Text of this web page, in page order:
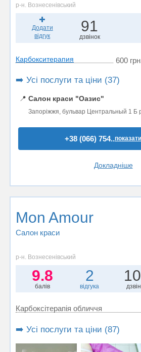
р-н. Вознесенівський
Додати
відгук
91
дзвінок
Карбокситерапия 600
➡️ Усі послуги та ціни (37)
📍 Салон краси "Оазис"
Запоріжжя, бульвар Центральный 1 Б
+38 (066) 754..
Докладніше
Mon Amour
Салон краси
р-н. Вознесенівський
9.8
балів
2
відгука
Карбоксітерапія обличчя
➡️ Усі послуги та ціни (87)